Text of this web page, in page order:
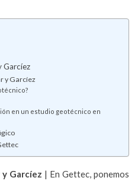
Garcíez
y Garcíez
en un estudio geotécnico en
y Garcíez | En Gettec, ponemos